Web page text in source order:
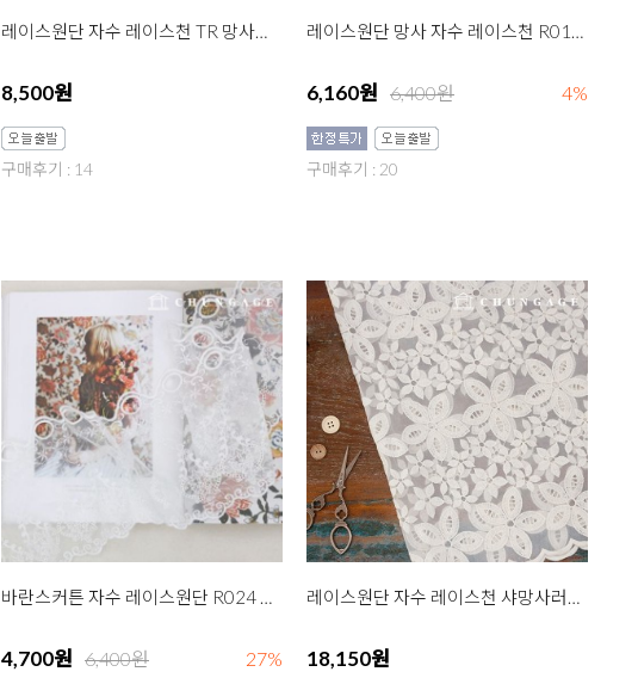
레이스원단 자수 레이스천 TR 망사러너 마법의성 2종
8,500원
구매후기 : 14
레이스원단 망사 자수 레이스천 R017 러블리리본 대 내츄럴아이보리
6,160원 6,400원 4%
구매후기 : 20
바란스커튼 자수 레이스원단 R024 아침햇살 백아이
4,700원 6,400원 27%
레이스원단 자수 레이스천 샤망사러너 비올레뜨 2종
18,150원